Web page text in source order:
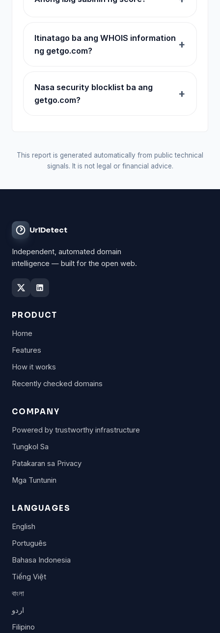
Itinatago ba ang WHOIS information
ng getgo.com?
Nasa security blocklist ba ang
getgo.com?
This report is generated automatically from public technical
signals. It is not legal or financial advice.
UrlDetect
Independent, automated domain
intelligence — built for the open web.
PRODUCT
Home
Features
How it works
Recently checked domains
COMPANY
Powered by trustworthy infrastructure
Tungkol Sa
Patakaran sa Privacy
Mga Tuntunin
LANGUAGES
English
Português
Bahasa Indonesia
Tiếng Việt
বাংলা
اردو
Filipino